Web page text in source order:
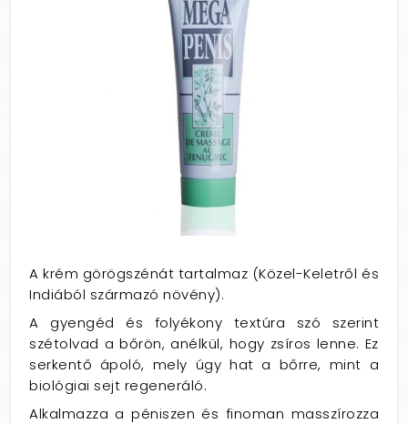
A krém görögszénát tartalmaz (Közel-Keletről és
Indiából származó növény).
A gyengéd és folyékony textúra szó szerint
szétolvad a bőrön, anélkül, hogy zsíros lenne. Ez
serkentő ápoló, mely úgy hat a bőrre, mint a
biológiai sejt regeneráló.
Alkalmazza a péniszen és finoman masszírozza